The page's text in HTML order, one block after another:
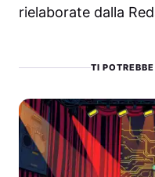
rielaborate dalla
TI